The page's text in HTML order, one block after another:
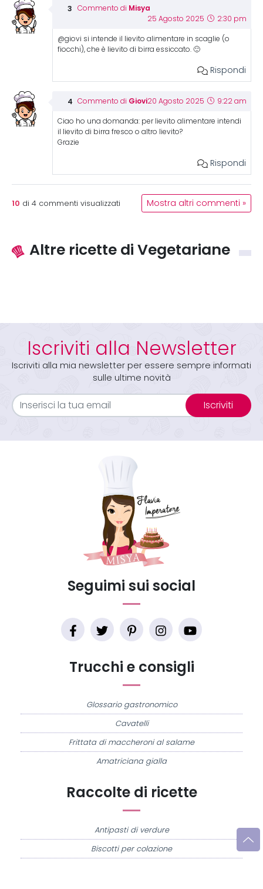
Commento di Misya
25 Agosto 2025 2:30 pm
@giovi si intende il lievito alimentare in scaglie (o
fiocchi), che è lievito di birra essiccato. 🙂
Rispondi
Commento di Giovi20 Agosto 2025 9:22 am
Ciao ho una domanda: per lievito alimentare intendi
il lievito di birra fresco o altro lievito?
Grazie
Rispondi
10 di 4 commenti visualizzati Mostra altri commenti »
Altre ricette di Vegetariane
Iscriviti alla Newsletter
Iscriviti alla mia newsletter per essere sempre informati
sulle ultime novità
Iscriviti
Raccolte di ricette
Antipasti di verdure
Biscotti per colazione
Trucchi e consigli
Glossario gastronomico
Cavatelli
Frittata di maccheroni al salame
Amatriciana gialla
Seguimi sui social